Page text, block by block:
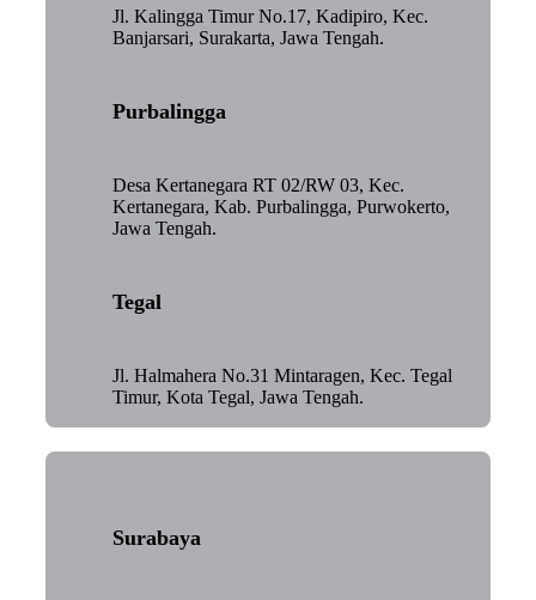
Jl. Kalingga Timur No.17, Kadipiro, Kec.
Banjarsari, Surakarta, Jawa Tengah.
Purbalingga
Desa Kertanegara RT 02/RW 03, Kec.
Kertanegara, Kab. Purbalingga, Purwokerto,
Jawa Tengah.
Tegal
Jl. Halmahera No.31 Mintaragen, Kec. Tegal
Timur, Kota Tegal, Jawa Tengah.
Surabaya